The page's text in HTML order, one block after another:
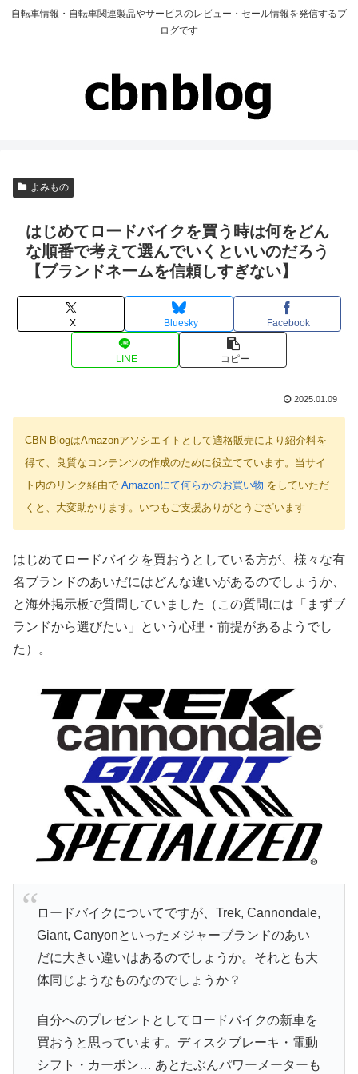
自転車情報・自転車関連製品やサービスのレビュー・セール情報を発信するブ
ログです
よみもの
はじめてロードバイクを買う時は何をどん
な順番で考えて選んでいくといいのだろう
【ブランドネームを信頼しすぎない】
X Bluesky Facebook
LINE コピー
2025.01.09
CBN BlogはAmazonアソシエイトとして適格販売により紹介料を
得て、良質なコンテンツの作成のために役立てています。当サイ
ト内のリンク経由で Amazonにて何らかのお買い物 をしていただ
くと、大変助かります。いつもご支援ありがとうございます
はじめてロードバイクを買おうとしている方が、様々な有
名ブランドのあいだにはどんな違いがあるのでしょうか、
と海外掲示板で質問していました（この質問には「まずブ
ランドから選びたい」という心理・前提があるようでし
た）。
ロードバイクについてですが、Trek, Cannondale,
Giant, Canyonといったメジャーブランドのあい
だに大きい違いはあるのでしょうか。それとも大
体同じようなものなのでしょうか？
自分へのプレゼントとしてロードバイクの新車を
買おうと思っています。ディスクブレーキ・電動
シフト・カーボン… あとたぶんパワーメーターも